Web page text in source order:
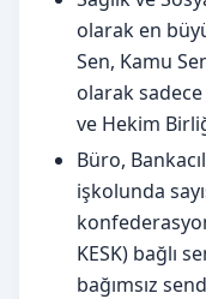
olarak en
Sen, Kamu
olarak sadece
ve Hekim
Büro,
işkolunda
KESK) bağlı
bağımsız